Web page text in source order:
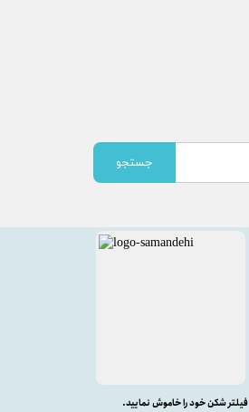
فیلتر شکن خود را خاموش نمایید.
جستجو